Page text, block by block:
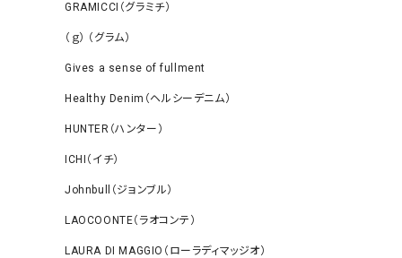
GRAMICCI（グラミチ）
（ｇ） （グラム）
Gives a sense of fullment
Healthy Denim（ヘルシーデニム）
HUNTER（ハンター）
ICHI（イチ）
Johnbull（ジョンブル）
LAOCOONTE（ラオコンテ）
LAURA DI MAGGIO（ローラディマッジオ）